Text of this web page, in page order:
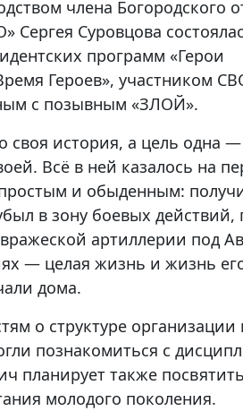
члена Богородского
Сергея Суровцова
программ «Герои
Героев», участником
с позывным «ЗЛОЙ».
своя история, а цель одна
Всё в ней казалось на
и обыденным:
в зону боевых действий,
артиллерии под
— целая жизнь и жизнь
дома.
о структуре организации
познакомиться с
планирует также
молодого поколения.